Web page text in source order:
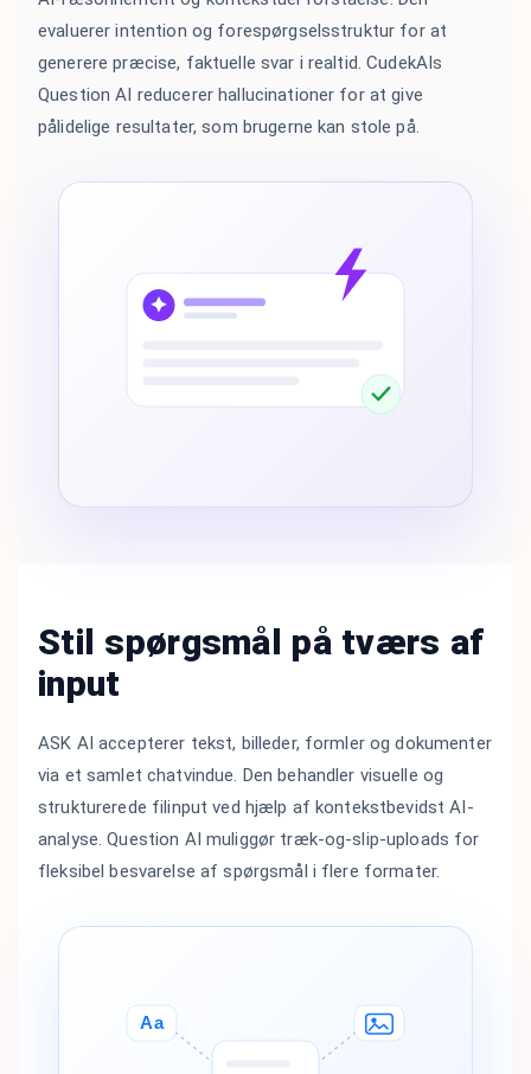
evaluerer intention og forespørgselsstruktur for at
generere præcise, faktuelle svar i realtid. CudekAIs
Question AI reducerer hallucinationer for at give
pålidelige resultater, som brugerne kan stole på.
Stil spørgsmål på tværs af
input
ASK AI accepterer tekst, billeder, formler og dokumenter
via et samlet chatvindue. Den behandler visuelle og
strukturerede filinput ved hjælp af kontekstbevidst AI-
analyse. Question AI muliggør træk-og-slip-uploads for
fleksibel besvarelse af spørgsmål i flere formater.
Aa